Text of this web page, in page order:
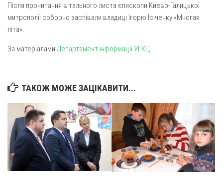
Комісія у справах молоді
Полтавщина
Сумщина
Оголошення
Трансляції
Після прочитання вітального листа єпископи Києво-Галицької
митрополії соборно заспівали владиці Ігорю Ісіченку «Многая
літа».
За матеріалами Департамент інформації УГКЦ
ТАКОЖ МОЖЕ ЗАЦІКАВИТИ...